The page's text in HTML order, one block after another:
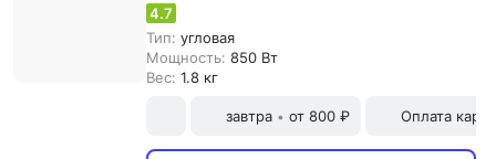
4.7
Тип: угловая
Мощность: 850 Вт
Вес: 1.8 кг
завтра • от 800 ₽ Оплата